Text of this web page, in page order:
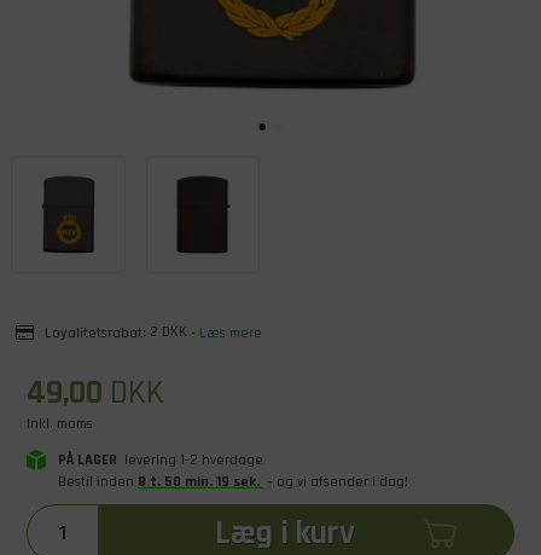
Loyalitetsrabat: 2 DKK - Læs mere
49,00 DKK
Inkl. moms
PÅ LAGER levering 1-2 hverdage
Bestil inden 8 t. 50 min. 19 sek. – og vi afsender i dag!
Læg i kurv